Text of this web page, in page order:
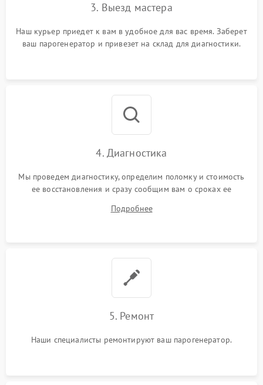
3. Выезд мастера
Наш курьер приедет к вам в удобное для вас время. Заберет
ваш парогенератор и привезет на склад для диагностики.
4. Диагностика
Мы проведем диагностику, определим поломку и стоимость
ее восстановления и сразу сообщим вам о сроках ее
Подробнее
5. Ремонт
Наши специалисты ремонтируют ваш парогенератор.